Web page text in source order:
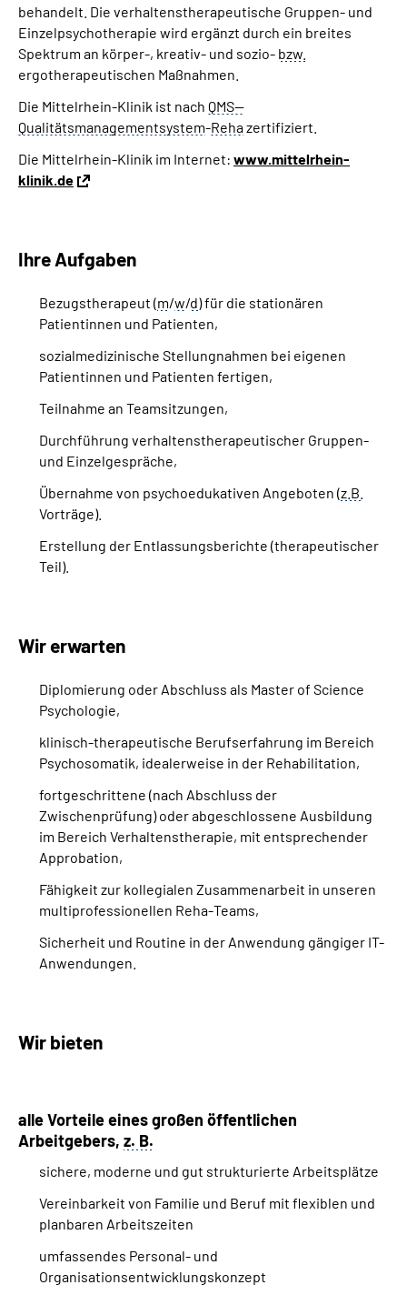
behandelt. Die verhaltenstherapeutische Gruppen- und
Einzelpsychotherapie wird ergänzt durch ein breites
Spektrum an körper-, kreativ- und sozio- bzw.
ergotherapeutischen Maßnahmen.
Die Mittelrhein-Klinik ist nach QMS--
Qualitätsmanagementsystem-Rehazertifiziert.
Die Mittelrhein-Klinik im Internet: www.mittelrhein-
klinik.de
Ihre Aufgaben
Bezugstherapeut (m/w/d) für die stationären
Patientinnen und Patienten,
sozialmedizinische Stellungnahmen bei eigenen
Patientinnen und Patienten fertigen,
Teilnahme an Teamsitzungen,
Durchführung verhaltenstherapeutischer Gruppen-
und Einzelgespräche,
Übernahme von psychoedukativen Angeboten (z.B.
Vorträge).
Erstellung der Entlassungsberichte (therapeutischer
Teil).
Wir erwarten
Diplomierung oder Abschluss als Master of Science
Psychologie,
klinisch-therapeutische Berufserfahrung im Bereich
Psychosomatik, idealerweise in der Rehabilitation,
fortgeschrittene (nach Abschluss der
Zwischenprüfung) oder abgeschlossene Ausbildung
im Bereich Verhaltenstherapie, mit entsprechender
Approbation,
Fähigkeit zur kollegialen Zusammenarbeit in unseren
multiprofessionellen Reha-Teams,
Sicherheit und Routine in der Anwendung gängiger IT-
Anwendungen.
Wir bieten
alle Vorteile eines großen öffentlichen
Arbeitgebers, z. B.
sichere, moderne und gut strukturierte Arbeitsplätze
Vereinbarkeit von Familie und Beruf mit flexiblen und
planbaren Arbeitszeiten
umfassendes Personal- und
Organisationsentwicklungskonzept